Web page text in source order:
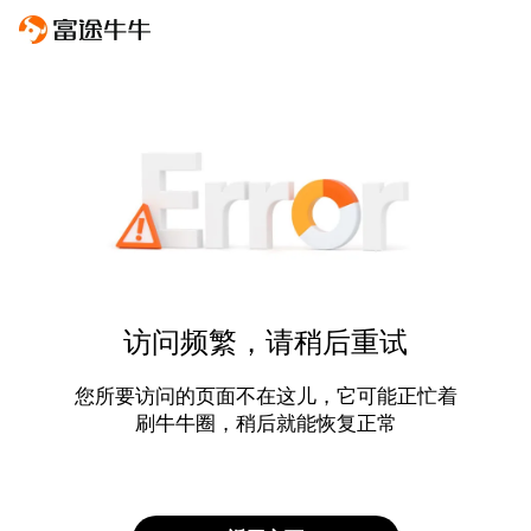
访问频繁，请稍后重试
您所要访问的页面不在这儿，它可能正忙着
刷牛牛圈，稍后就能恢复正常